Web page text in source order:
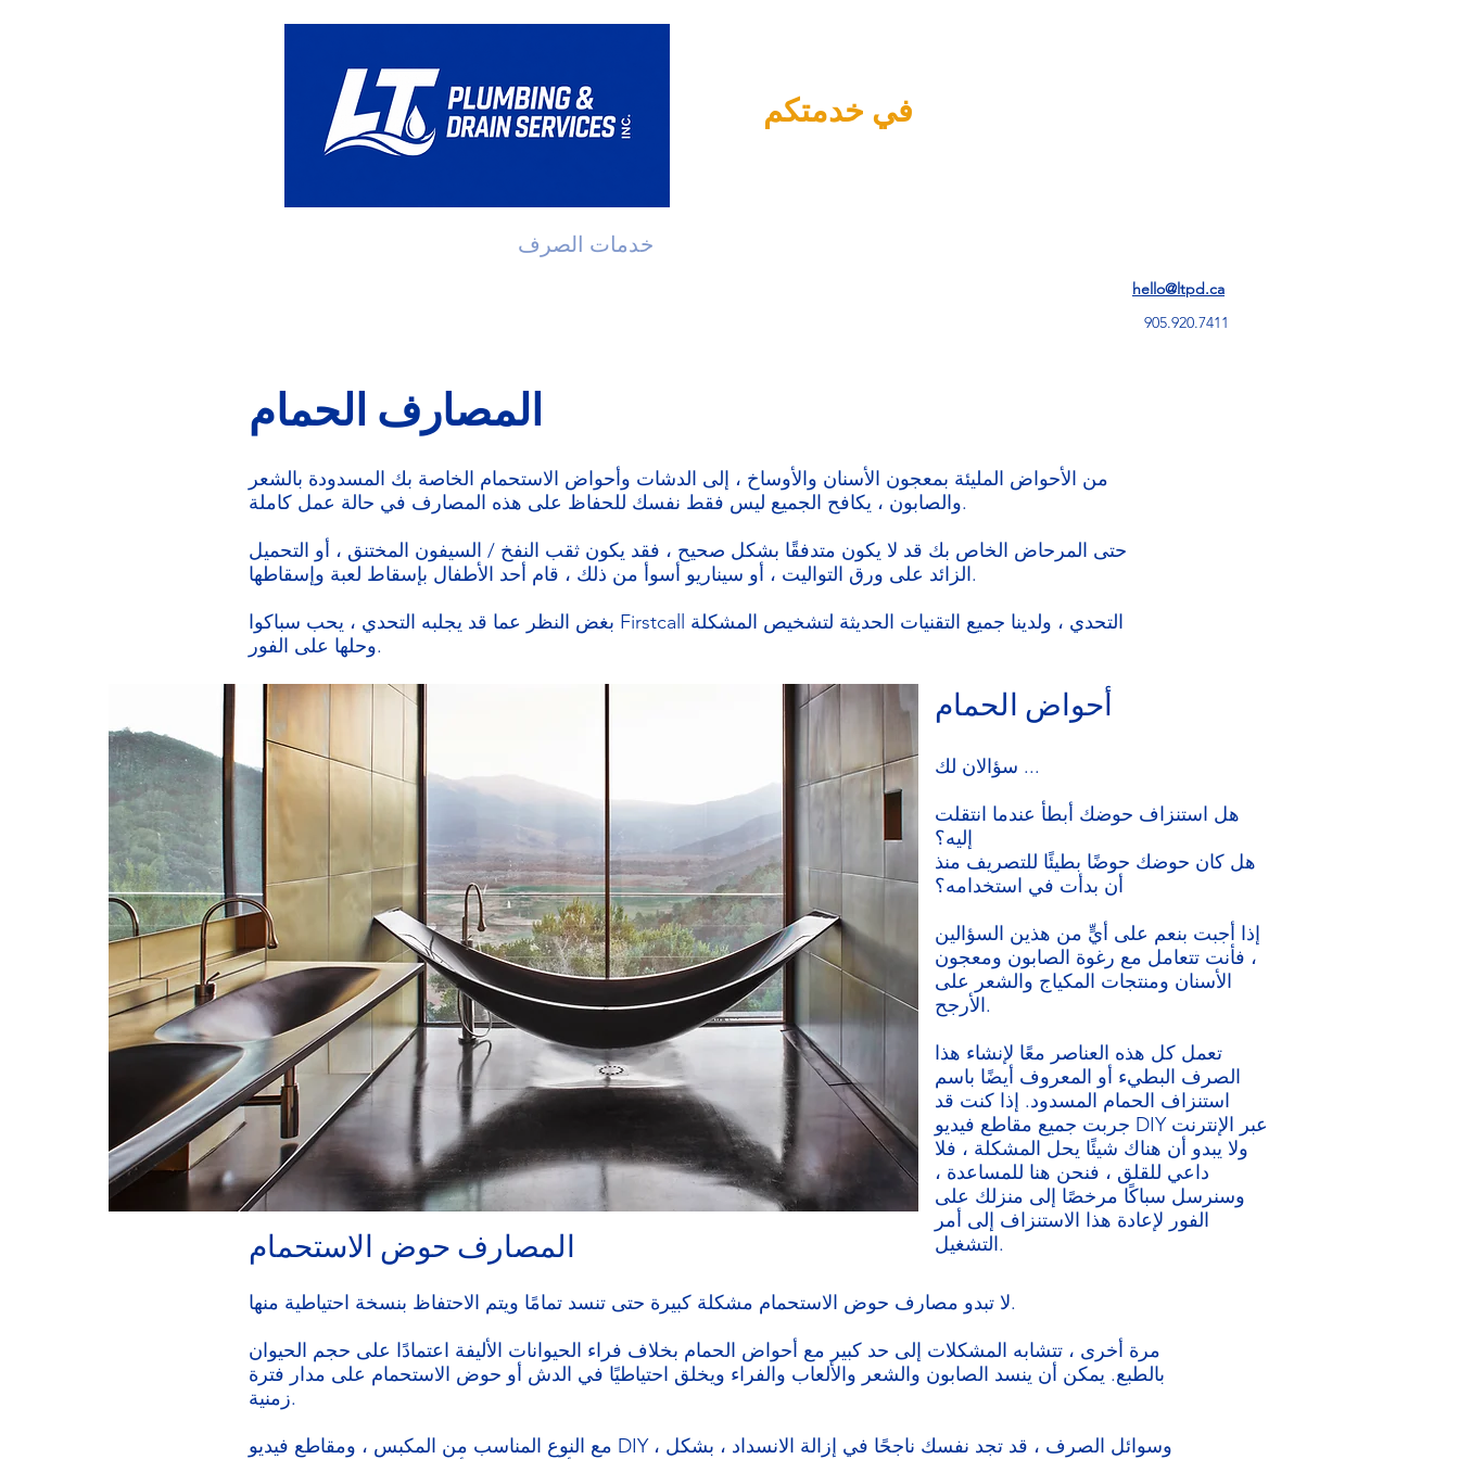
في خدمتكم
خدمات الصرف
hello@ltpd.ca
905.920.7411
المصارف الحمام
من الأحواض المليئة بمعجون الأسنان والأوساخ ، إلى الدشات وأحواض الاستحمام الخاصة بك المسدودة بالشعر
والصابون ، يكافح الجميع ليس فقط نفسك للحفاظ على هذه المصارف في حالة عمل كاملة.
حتى المرحاض الخاص بك قد لا يكون متدفقًا بشكل صحيح ، فقد يكون ثقب النفخ / السيفون المختنق ، أو التحميل
الزائد على ورق التواليت ، أو سيناريو أسوأ من ذلك ، قام أحد الأطفال بإسقاط لعبة وإسقاطها.
بغض النظر عما قد يجلبه التحدي ، يحب سباكوا Firstcall التحدي ، ولدينا جميع التقنيات الحديثة لتشخيص المشكلة
وحلها على الفور.
أحواض الحمام
سؤالان لك ...
هل استنزاف حوضك أبطأ عندما انتقلت
إليه؟
هل كان حوضك حوضًا بطيئًا للتصريف منذ
أن بدأت في استخدامه؟
إذا أجبت بنعم على أيٍّ من هذين السؤالين
، فأنت تتعامل مع رغوة الصابون ومعجون
الأسنان ومنتجات المكياج والشعر على
الأرجح.
تعمل كل هذه العناصر معًا لإنشاء هذا
الصرف البطيء أو المعروف أيضًا باسم
استنزاف الحمام المسدود. إذا كنت قد
جربت جميع مقاطع فيديو DIY عبر الإنترنت
ولا يبدو أن هناك شيئًا يحل المشكلة ، فلا
داعي للقلق ، فنحن هنا للمساعدة ،
وسنرسل سباكًا مرخصًا إلى منزلك على
الفور لإعادة هذا الاستنزاف إلى أمر
التشغيل.
المصارف حوض الاستحمام
لا تبدو مصارف حوض الاستحمام مشكلة كبيرة حتى تنسد تمامًا ويتم الاحتفاظ بنسخة احتياطية منها.
مرة أخرى ، تتشابه المشكلات إلى حد كبير مع أحواض الحمام بخلاف فراء الحيوانات الأليفة اعتمادًا على حجم الحيوان
بالطبع. يمكن أن ينسد الصابون والشعر والألعاب والفراء ويخلق احتياطيًا في الدش أو حوض الاستحمام على مدار فترة
زمنية.
مع النوع المناسب من المكبس ، ومقاطع فيديو DIY ، وسوائل الصرف ، قد تجد نفسك ناجحًا في إزالة الانسداد ، بشكل